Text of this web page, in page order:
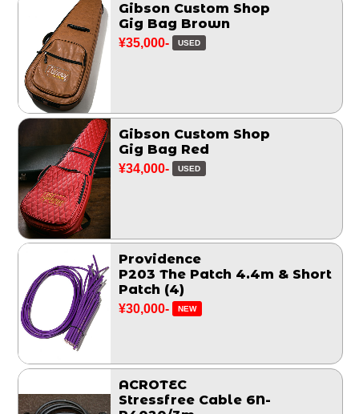
Gibson Custom Shop
Gig Bag Brown
¥35,000- USED
Gibson Custom Shop
Gig Bag Red
¥34,000- USED
Providence
P203 The Patch 4.4m & Short
Patch (4)
¥30,000- NEW
ACROTEC
Stressfree Cable 6N-